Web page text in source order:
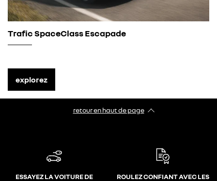
Trafic SpaceClass Escapade
explorez
retour en haut de page​
ESSAYEZ LA VOITURE DE
ROULEZ CONFIANT AVEC LES